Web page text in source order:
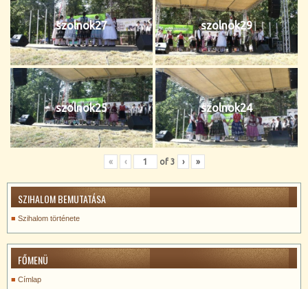
szolnok27 szolnok29
szolnok25 szolnok24
« ‹ of 3 › »
SZIHALOM BEMUTATÁSA
Szihalom története
FŐMENÜ
Címlap